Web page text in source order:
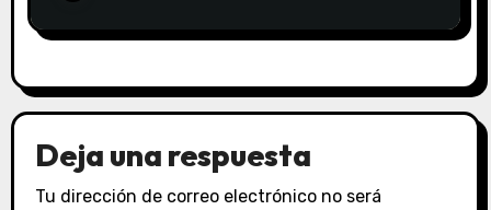
Deja una respuesta
Tu dirección de correo electrónico no será